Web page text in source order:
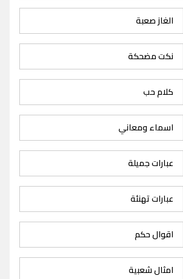
الغاز صعبة
نكت مضحكة
كلام حب
اسماء ومعاني
عبارات جميلة
عبارات تهنئة
اقوال حكم
امثال شعبية